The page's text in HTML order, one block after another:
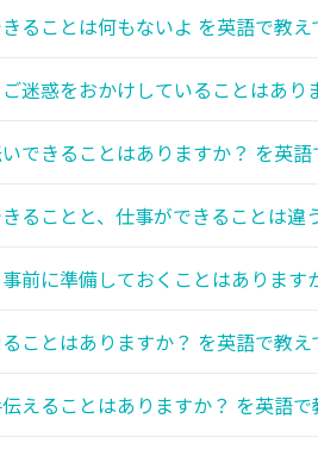
ることは何もないよ を英語で教え
迷惑をおかけしていることはあり
できることはありますか？ を英
ることと、仕事ができることは違
前に準備しておくことはあります
ことはありますか？ を英語で教え
えることはありますか？ を英語で